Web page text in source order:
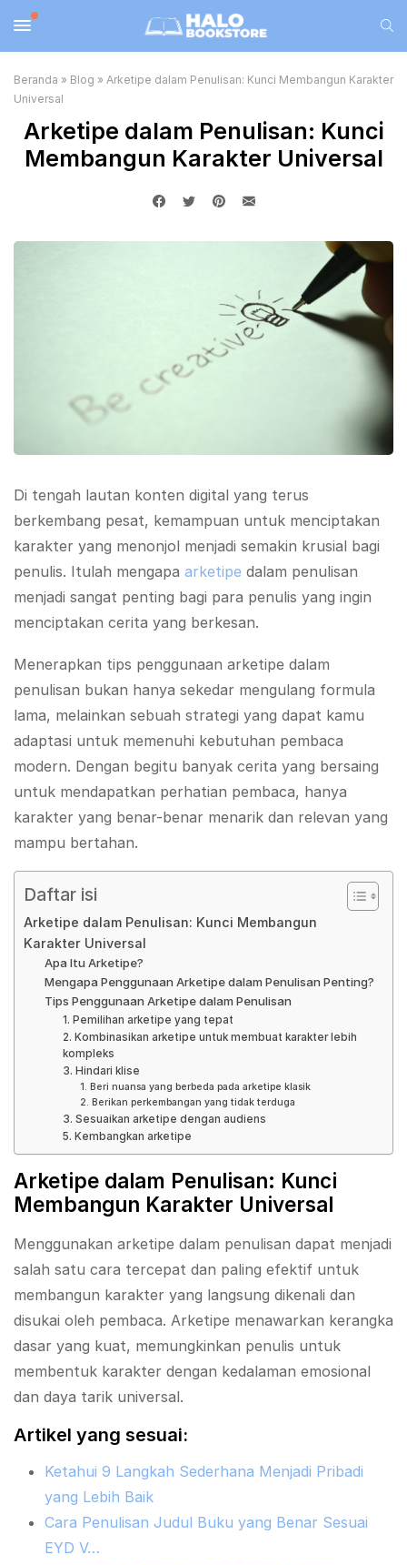
Beranda » Blog » Arketipe dalam Penulisan: Kunci Membangun Karakter
Universal
Arketipe dalam Penulisan: Kunci
Membangun Karakter Universal
Di tengah lautan konten digital yang terus
berkembang pesat, kemampuan untuk menciptakan
karakter yang menonjol menjadi semakin krusial bagi
penulis. Itulah mengapa arketipe dalam penulisan
menjadi sangat penting bagi para penulis yang ingin
menciptakan cerita yang berkesan.
Menerapkan tips penggunaan arketipe dalam
penulisan bukan hanya sekedar mengulang formula
lama, melainkan sebuah strategi yang dapat kamu
adaptasi untuk memenuhi kebutuhan pembaca
modern. Dengan begitu banyak cerita yang bersaing
untuk mendapatkan perhatian pembaca, hanya
karakter yang benar-benar menarik dan relevan yang
mampu bertahan.
Daftar isi
Arketipe dalam Penulisan: Kunci Membangun
Karakter Universal
Apa Itu Arketipe?
Mengapa Penggunaan Arketipe dalam Penulisan Penting?
Tips Penggunaan Arketipe dalam Penulisan
1. Pemilihan arketipe yang tepat
2. Kombinasikan arketipe untuk membuat karakter lebih
kompleks
3. Hindari klise
1. Beri nuansa yang berbeda pada arketipe klasik
2. Berikan perkembangan yang tidak terduga
3. Sesuaikan arketipe dengan audiens
5. Kembangkan arketipe
Arketipe dalam Penulisan: Kunci
Membangun Karakter Universal
Menggunakan arketipe dalam penulisan dapat menjadi
salah satu cara tercepat dan paling efektif untuk
membangun karakter yang langsung dikenali dan
disukai oleh pembaca. Arketipe menawarkan kerangka
dasar yang kuat, memungkinkan penulis untuk
membentuk karakter dengan kedalaman emosional
dan daya tarik universal.
Artikel yang sesuai:
Ketahui 9 Langkah Sederhana Menjadi Pribadi
yang Lebih Baik
Cara Penulisan Judul Buku yang Benar Sesuai
EYD V…